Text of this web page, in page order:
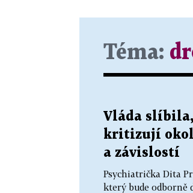
Téma:
Vláda
kritizují
a závislostí
Psychiatrička Dita
který bude odborně